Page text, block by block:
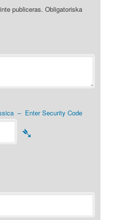
publiceras. Obligatoriska
– Enter Security Code
➴